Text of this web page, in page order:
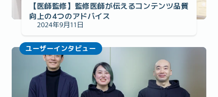
【医師監修】監修医師が伝えるコンテンツ品質
向上の4つのアドバイス
2024年9月11日
ユーザーインタビュー